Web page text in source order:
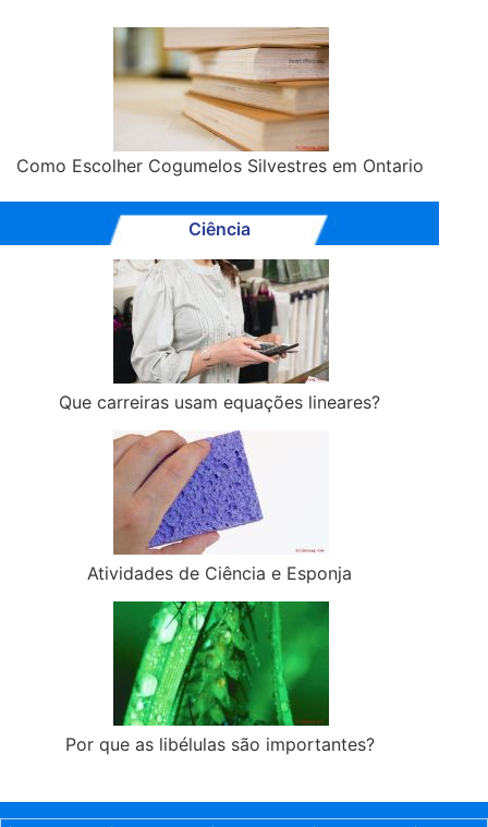
Como Escolher Cogumelos Silvestres em Ontario
Ciência
Que carreiras usam equações lineares?
Atividades de Ciência e Esponja
Por que as libélulas são importantes?